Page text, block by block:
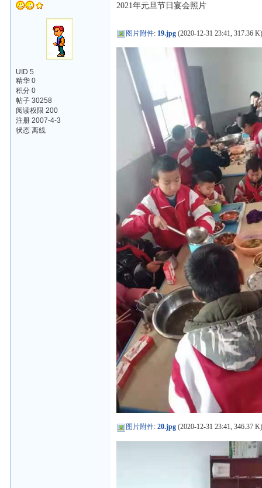
UID 5
精华 0
积分 0
帖子 30258
阅读权限 200
注册 2007-4-3
状态 离线
2021年元旦节日宴会照片
图片附件: 19.jpg (2020-12-31 23:41, 317.36
图片附件:20.jpg (2020-12-31 23:41, 346.37